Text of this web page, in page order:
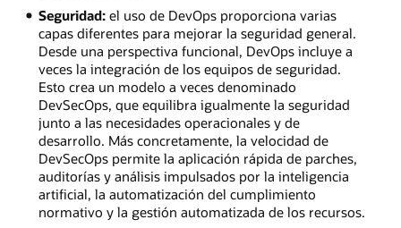
Seguridad:el uso de DevOps proporciona varias
capas diferentes para mejorar la seguridad general.
Desde una perspectiva funcional, DevOps incluye a
veces la integración de los equipos de seguridad.
Esto crea un modelo a veces denominado
DevSecOps, que equilibra igualmente la seguridad
junto a las necesidades operacionales y de
desarrollo. Más concretamente, la velocidad de
DevSecOps permite la aplicación rápida de parches,
auditorías y análisis impulsados por la inteligencia
artificial, la automatización del cumplimiento
normativo y la gestión automatizada de los recursos.